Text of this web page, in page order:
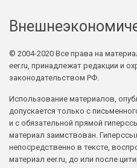
© 2004-2020 Все права на
eer.ru, принадлежат редакции и
законодательством РФ.
Использование материалов,
допускается только с
и с обязательной прямой
материал заимствован.
непосредственно в тексте,
материал eer.ru, до или после